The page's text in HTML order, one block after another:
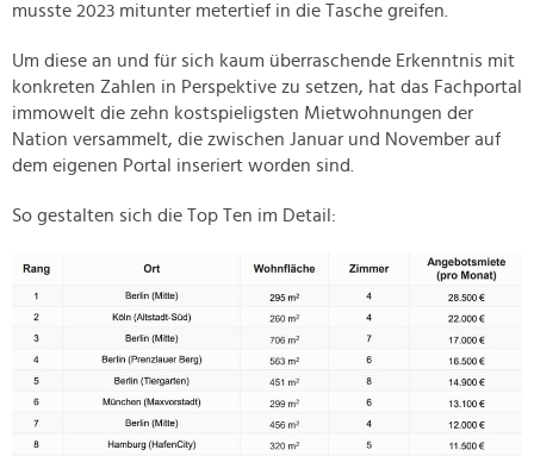
musste 2023 mitunter metertief in die Tasche greifen.
Um diese an und für sich kaum überraschende Erkenntnis mit
konkreten Zahlen in Perspektive zu setzen, hat das Fachportal
immowelt die zehn kostspieligsten Mietwohnungen der
Nation versammelt, die zwischen Januar und November auf
dem eigenen Portal inseriert worden sind.
So gestalten sich die Top Ten im Detail: